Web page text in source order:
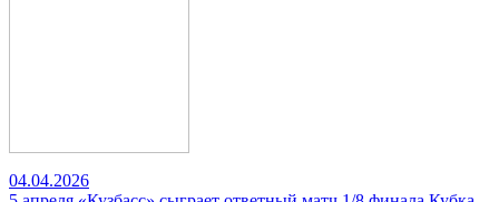
04.04.2026